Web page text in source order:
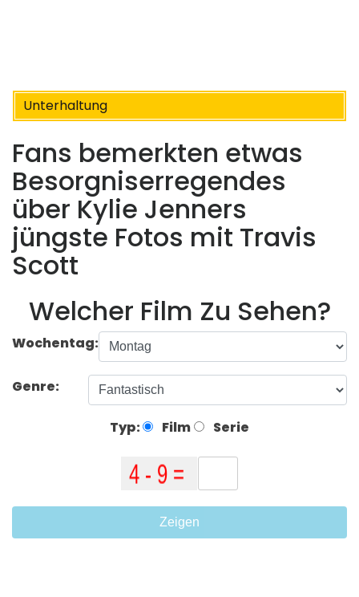
Unterhaltung
Fans bemerkten etwas
Besorgniserregendes
über Kylie Jenners
jüngste Fotos mit Travis
Scott
Welcher Film Zu Sehen?
Wochentag:
Genre:
Typ: Film Serie
Zeigen